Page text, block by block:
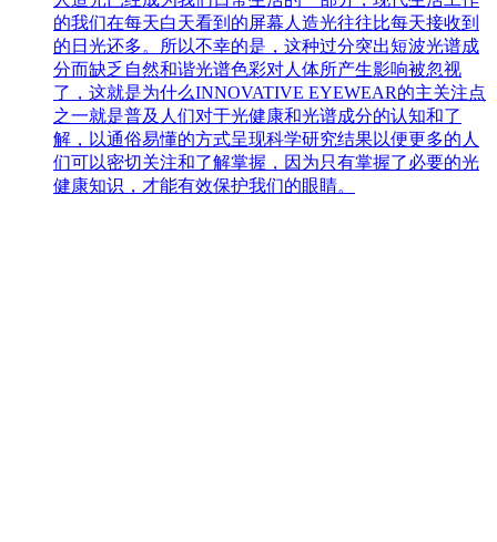
的我们在每天白天看到的屏幕人造光往往比每天接收到
的日光还多。所以不幸的是，这种过分突出短波光谱成
分而缺乏自然和谐光谱色彩对人体所产生影响被忽视
了，这就是为什么INNOVATIVE EYEWEAR的主关注点
之一就是普及人们对于光健康和光谱成分的认知和了
解，以通俗易懂的方式呈现科学研究结果以便更多的人
们可以密切关注和了解掌握，因为只有掌握了必要的光
健康知识，才能有效保护我们的眼睛。